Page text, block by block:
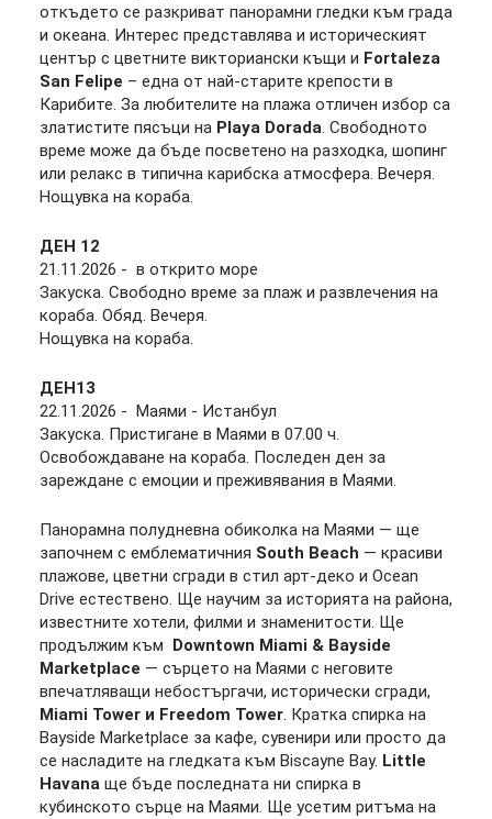
откъдето се разкриват панорамни гледки към града
и океана. Интерес представлява и историческият
център с цветните викториански къщи и Fortaleza
San Felipe – една от най-старите крепости в
Карибите. За любителите на плажа отличен избор са
златистите пясъци на Playa Dorada. Свободното
време може да бъде посветено на разходка, шопинг
или релакс в типична карибска атмосфера. Вечеря.
Нощувка на кораба.
ДЕН 12
21.11.2026 - в открито море
Закуска. Свободно време за плаж и развлечения на
кораба. Обяд. Вечеря.
Нощувка на кораба.
ДЕН13
22.11.2026 - Маями - Истанбул
Закуска. Пристигане в Маями в 07.00 ч.
Освобождаване на кораба. Последен ден за
зареждане с емоции и преживявания в Маями.
Панорамна полудневна обиколка на Маями — ще
започнем с емблематичния South Beach — красиви
плажове, цветни сгради в стил арт-деко и Ocean
Drive естествено. Ще научим за историята на района,
известните хотели, филми и знаменитости. Ще
продължим към Downtown Miami & Bayside
Marketplace — сърцето на Маями с неговите
впечатляващи небостъргачи, исторически сгради,
Miami Tower и Freedom Tower. Кратка спирка на
Bayside Marketplace за кафе, сувенири или просто да
се насладите на гледката към Biscayne Bay. Little
Havana ще бъде последната ни спирка в
кубинското сърце на Маями. Ще усетим ритъма на